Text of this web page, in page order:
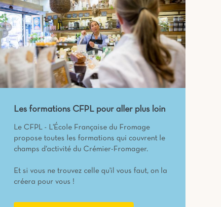
Les formations CFPL pour aller plus loin
Le CFPL - L'École Française du Fromage
propose toutes les formations qui couvrent le
champs d'activité du Crémier-Fromager.
Et si vous ne trouvez celle qu'il vous faut, on la
créera pour vous !